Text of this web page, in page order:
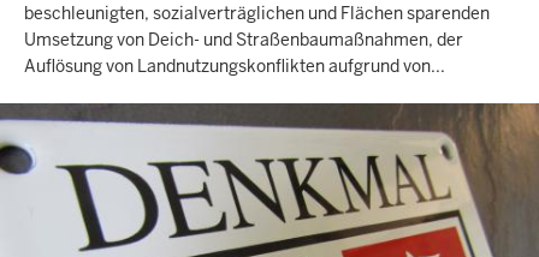
T
S
S
I
E
beschleunigten, sozialverträglichen und Flächen sparenden
Umsetzung von Deich- und Straßenbaumaßnahmen, der
Auflösung von Landnutzungskonflikten aufgrund von...